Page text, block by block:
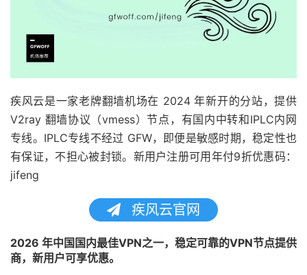
疾风云是一家老牌翻墙机场在 2024 年新开的分站，提供
V2ray 翻墙协议（vmess）节点，有国内中转和IPLC内网
专线。IPLC专线不经过 GFW，即便是敏感时期，稳定性也
有保证，不担心被封锁。新用户注册可用年付9折优惠码：
jifeng
疾风云官网
2026 年中国国内最佳VPN之一，稳定可靠的VPN节点提供
商，新用户可享优惠。